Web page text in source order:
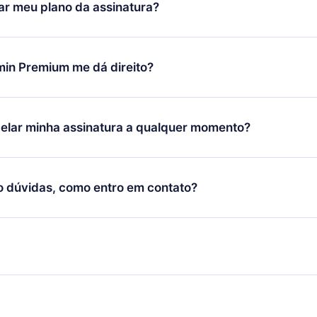
(contato@12min.com) em até 7 dias após a compra e
meu plano da assinatura?
só se aplicará a partir do próximo período de
decidiu mudar sua assinatura mensal para anual, após
o plano anual, o novo plano só será aplicado e cobrado após o
Premium me dá direito?
é um plano que te garante acesso a toda nossa biblioteca
em 3 línguas (Inglês, espanhol e português) que você
momento através do nosso aplicativo disponível para iOS,
minha assinatura a qualquer momento?
por não renovar sua assinatura do 12min, você pode
e o próximo ciclo de cobrança não ocorrerá.
dúvidas, como entro em contato?
para entrar em contato porsupport@12min.com.